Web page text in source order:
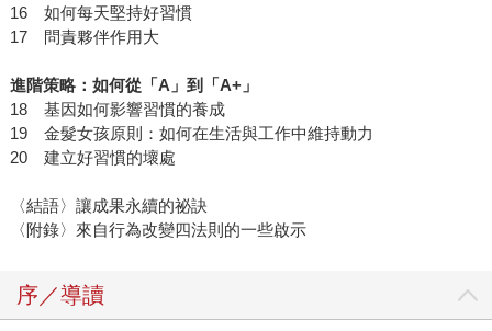
16 如何每天堅持好習慣
17 問責夥伴作用大
進階策略：如何從「A 」到「A+」
18 基因如何影響習慣的養成
19 金髮女孩原則：如何在生活與工作中維持動力
20 建立好習慣的壞處
〈結語〉讓成果永續的祕訣
〈附錄〉來自行為改變四法則的一些啟示
序／導讀